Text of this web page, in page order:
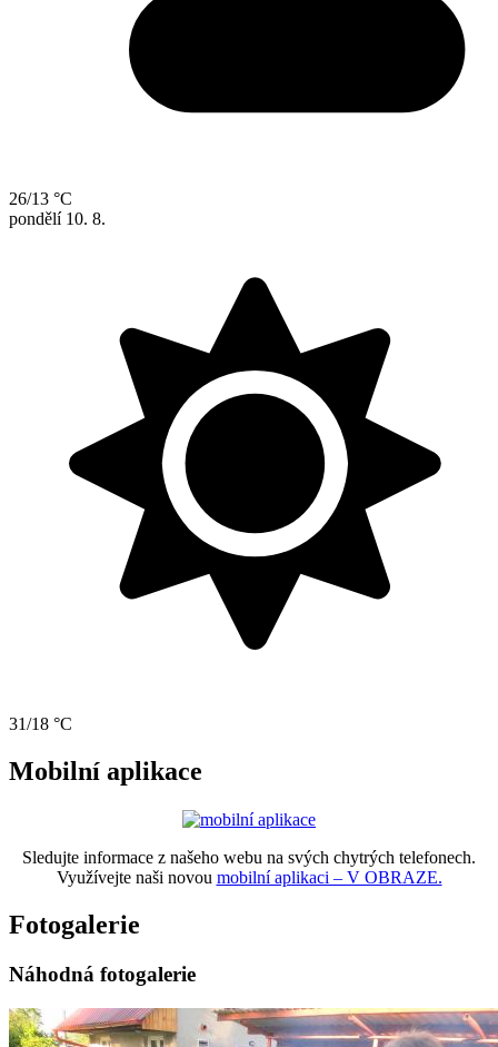
26/13 °C
pondělí 10. 8.
31/18 °C
Mobilní aplikace
Sledujte informace z našeho webu na svých chytrých telefonech.
Využívejte naši novou mobilní aplikaci – V OBRAZE.
Fotogalerie
Náhodná fotogalerie